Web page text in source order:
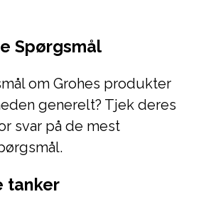
Spørgsmål
om Grohes produkter
generelt? Tjek deres
svar på de mest
tanker